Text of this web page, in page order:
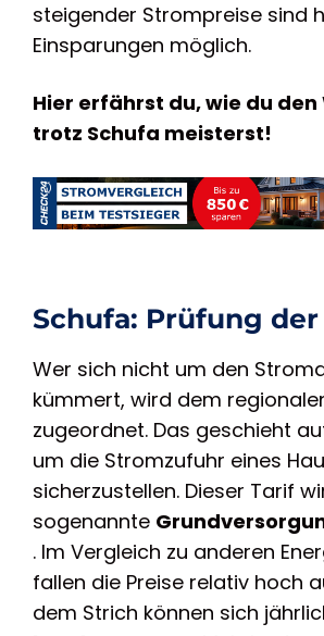
steigender Strompreise sind
Einsparungen möglich.
Hier erfährst du, wie du den
trotz Schufa meisterst!
Schufa: Prüfung
Wer sich nicht um den
kümmert, wird dem
zugeordnet. Das geschieht
um die Stromzufuhr eines
sicherzustellen. Dieser Tarif
sogenannte
. Im Vergleich zu anderen
fallen die Preise relativ hoch
dem Strich können sich